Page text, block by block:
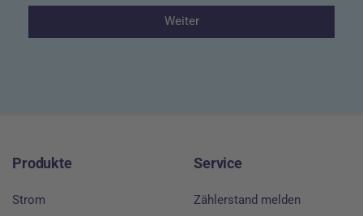
Weiter
Produkte
Strom
Service
Zählerstand melden